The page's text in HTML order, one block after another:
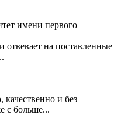
имени первого
отвевает на поставленные
и без
с больше...